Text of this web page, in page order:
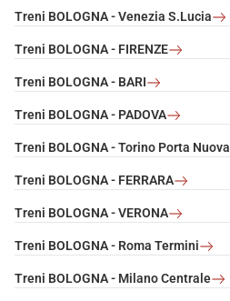
Treni BOLOGNA - Venezia S.Lucia
Treni BOLOGNA - FIRENZE
Treni BOLOGNA - BARI
Treni BOLOGNA - PADOVA
Treni BOLOGNA - Torino Porta Nuova
Treni BOLOGNA - FERRARA
Treni BOLOGNA - VERONA
Treni BOLOGNA - Roma Termini
Treni BOLOGNA - Milano Centrale